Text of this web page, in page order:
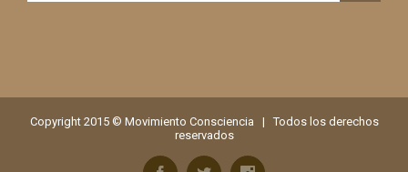
Copyright 2015 © Movimiento Consciencia | Todos los derechos